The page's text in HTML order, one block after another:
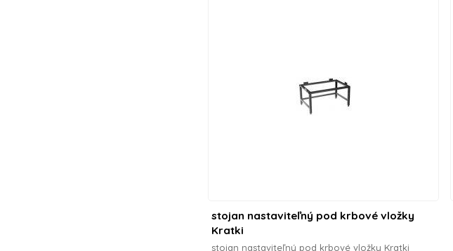
stojan nastaviteľný pod krbové vložky
Kratki
stojan nastaviteľný pod krbové vložky Kratki